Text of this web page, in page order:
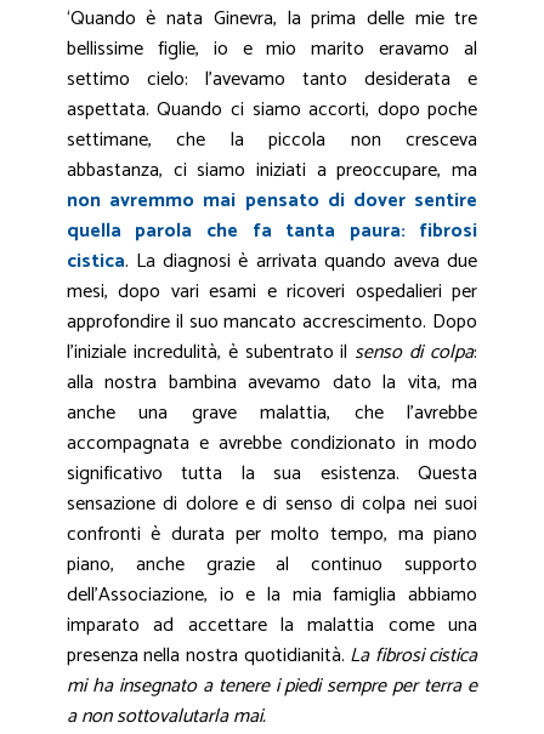
‘Quando è nata Ginevra, la prima delle mie tre
bellissime figlie, io e mio marito eravamo al
settimo cielo: l’avevamo tanto desiderata e
aspettata. Quando ci siamo accorti, dopo poche
settimane, che la piccola non cresceva
abbastanza, ci siamo iniziati a preoccupare, ma
non avremmo mai pensato di dover sentire
quella parola che fa tanta paura: fibrosi
cistica. La diagnosi è arrivata quando aveva due
mesi, dopo vari esami e ricoveri ospedalieri per
approfondire il suo mancato accrescimento. Dopo
l’iniziale incredulità, è subentrato il senso di colpa:
alla nostra bambina avevamo dato la vita, ma
anche una grave malattia, che l’avrebbe
accompagnata e avrebbe condizionato in modo
significativo tutta la sua esistenza. Questa
sensazione di dolore e di senso di colpa nei suoi
confronti è durata per molto tempo, ma piano
piano, anche grazie al continuo supporto
dell’Associazione, io e la mia famiglia abbiamo
imparato ad accettare la malattia come una
presenza nella nostra quotidianità. La fibrosi cistica
mi ha insegnato a tenere i piedi sempre per terra e
a non sottovalutarla mai.